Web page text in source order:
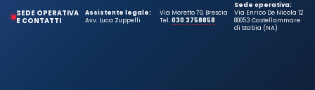
SEDE OPERATIVA
E CONTATTI
Assistente legale:
Avv. Luca Zuppelli
Via Moretto 70, Brescia
Tel.030 3758858
Sede operativa:
Via Enrico De Nicola 12
80053 Castellammare
di Stabia (NA)